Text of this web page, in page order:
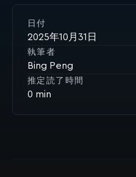
日付
2025年10月31日
執筆者
Bing Peng
推定読了時間
0